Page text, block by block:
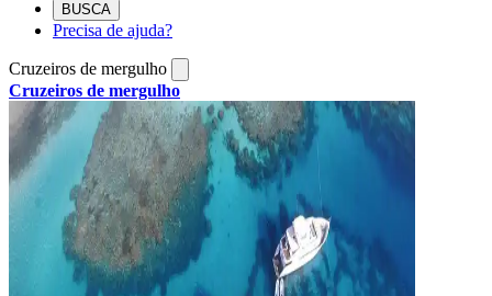
BUSCA
Precisa de ajuda?
Cruzeiros de mergulho
Cruzeiros de mergulho